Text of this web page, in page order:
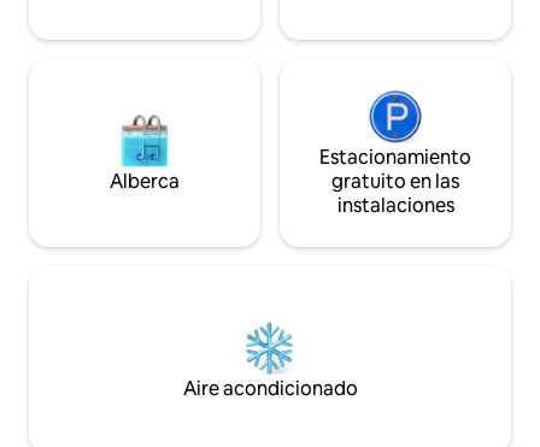
apartamento boutique es una joya. Los
una casa de vacaciones digna de
ensueño que no querrás irte. -2
dormitorios (#1: cama tamaño queen;
#2: cama de tamaño completo) - Cocina
de chef totalmente equipada. -Balcón
cómodo en el espacio de trabajo
habitaciones - Lavadora / Secadora /
hermosas vistas al jardín desde todas las
ventanas. - Diseño clásico y moderno
Alberca
Estacionamiento
gratuito en las
instalaciones
Aire acondicionado